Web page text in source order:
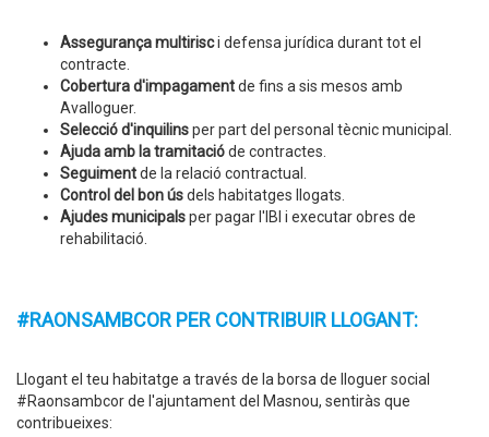
Assegurança multirisci defensa jurídica durant tot el
contracte.
Cobertura d'impagamentde fins a sis mesos amb
Avalloguer.
Selecció d'inquilinsper part del personal tècnic municipal.
Ajuda amb la tramitacióde contractes.
Seguimentde la relació contractual.
Control del bon úsdels habitatges llogats.
Ajudes municipalsper pagar l'IBI i executar obres de
rehabilitació.
#RAONSAMBCOR PER CONTRIBUIR LLOGANT:
Llogant el teu habitatge a través de la borsa de lloguer social
#Raonsambcor de l'ajuntament del Masnou, sentiràs que
contribueixes: